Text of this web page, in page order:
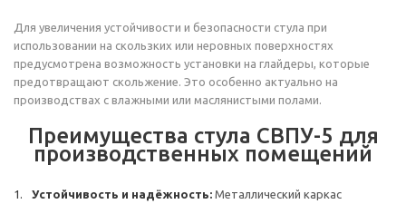
Для увеличения устойчивости и безопасности стула при
использовании на скользких или неровных поверхностях
предусмотрена возможность установки на глайдеры, которые
предотвращают скольжение. Это особенно актуально на
производствах с влажными или маслянистыми полами.
Преимущества стула СВПУ-5 для
производственных помещений
Устойчивость и надёжность: Металлический каркас